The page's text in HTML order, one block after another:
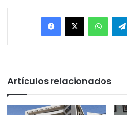
Facebook
X
Artículos relacionados